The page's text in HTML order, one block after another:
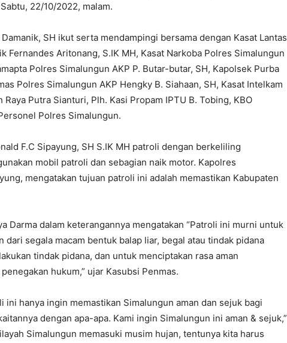
22/10/2022, malam.
SH ikut serta mendampingi bersama dengan Kasat Lantas
Fernandes Aritonang, S.IK MH, Kasat Narkoba Polres Simalungun
Polres Simalungun AKP P. Butar-butar, SH, Kapolsek Purba
Polres Simalungun AKP Hengky B. Siahaan, SH, Kasat Intelkam
Putra Sianturi, Plh. Kasi Propam IPTU B. Tobing, KBO
Polres Simalungun.
F.C Sipayung, SH S.IK MH patroli dengan berkeliling
mobil patroli dan sebagian naik motor. Kapolres
mengatakan tujuan patroli ini adalah memastikan Kabupaten
Darma dalam keterangannya mengatakan “Patroli ini murni untuk
dari segala macam bentuk balap liar, begal atau tindak pidana
tindak pidana, dan untuk menciptakan rasa aman
hukum,” ujar Kasubsi Penmas.
ini hanya ingin memastikan Simalungun aman dan sejuk bagi
dengan apa-apa. Kami ingin Simalungun ini aman & sejuk,”
Simalungun memasuki musim hujan, tentunya kita harus